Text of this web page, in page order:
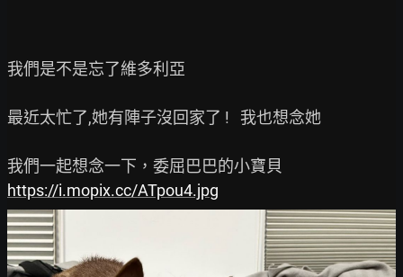
我們是不是忘了維多利亞
最近太忙了,她有陣子沒回家了 !   我也想念她
https://i.mopix.cc/ATpou4.jpg